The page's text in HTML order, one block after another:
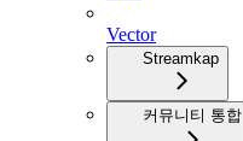
Vector
Streamkap
커뮤니티 통합